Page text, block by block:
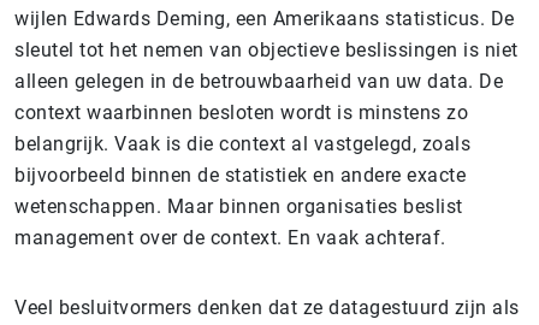
wijlen Edwards Deming, een Amerikaans statisticus. De
sleutel tot het nemen van objectieve beslissingen is niet
alleen gelegen in de betrouwbaarheid van uw data. De
context waarbinnen besloten wordt is minstens zo
belangrijk. Vaak is die context al vastgelegd, zoals
bijvoorbeeld binnen de statistiek en andere exacte
wetenschappen. Maar binnen organisaties beslist
management over de context. En vaak achteraf.
Veel besluitvormers denken dat ze datagestuurd zijn als